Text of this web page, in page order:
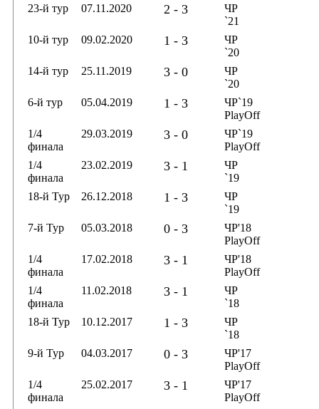
23-й тур
07.11.2020 2 - 3
ЧР
`21
10-й тур
09.02.2020 1 - 3
ЧР
`20
14-й тур
25.11.2019 3 - 0
ЧР
`20
6-й тур
05.04.2019 1 - 3
ЧР`19
PlayOff
1/4
финала
29.03.2019 3 - 0
ЧР`19
PlayOff
1/4
финала
23.02.2019 3 - 1
ЧР
`19
18-й Тур
26.12.2018 1 - 3
ЧР
`19
7-й Тур
05.03.2018 0 - 3
ЧР'18
PlayOff
1/4
финала
17.02.2018 3 - 1
ЧР'18
PlayOff
1/4
финала
11.02.2018 3 - 1
ЧР
`18
18-й Тур
10.12.2017 1 - 3
ЧР
`18
9-й Тур
04.03.2017 0 - 3
ЧР'17
PlayOff
1/4
финала
25.02.2017 3 - 1
ЧР'17
PlayOff